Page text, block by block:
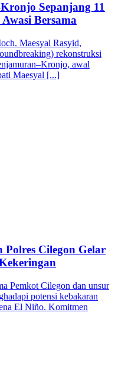
Sepanjang 11
Bersama
Maesyal Rasyid,
rekonstruksi
awal
Maesyal [...]
Cilegon Gelar
Pemkot Cilegon dan unsur
potensi kebakaran
El Niño. Komitmen